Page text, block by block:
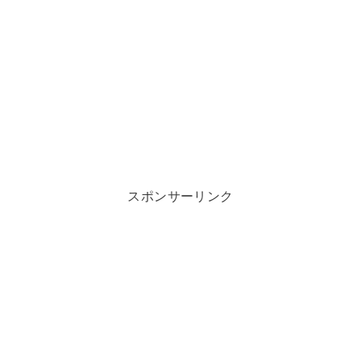
スポンサーリンク